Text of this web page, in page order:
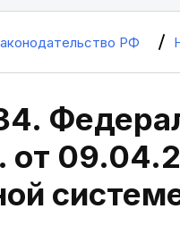
РФ
от